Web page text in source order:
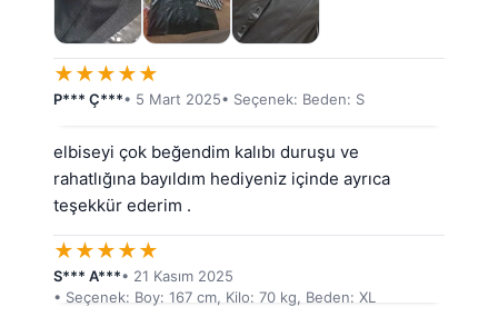
★★★★★
P*** Ç***• 5 Mart 2025• Seçenek: Beden: S
elbiseyi çok beğendim kalıbı duruşu ve
rahatlığına bayıldım hediyeniz içinde ayrıca
teşekkür ederim .
★★★★★
S*** A***• 21 Kasım 2025
• Seçenek: Boy: 167 cm, Kilo: 70 kg, Beden: XL